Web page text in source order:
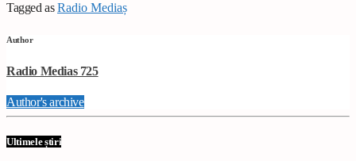
Tagged asRadio Mediaș
Author
Radio Medias 725
Author's archive
Ultimele știri